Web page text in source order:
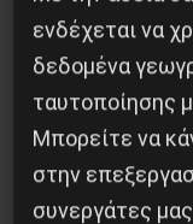
Iσπανία
5 Αυγούστου 2026
ενδέχεται να
δεδομένα
ταυτοποίησης
Μπορείτε να
στην
συνεργάτες